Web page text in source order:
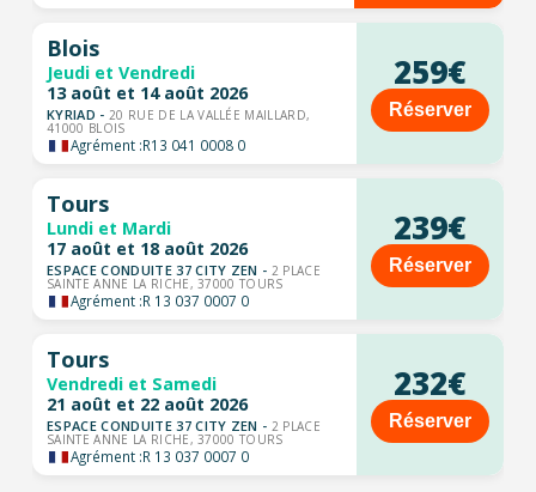
Blois
Jeudi et Vendredi
13 août et 14 août 2026
KYRIAD - 20 RUE DE LA VALLÉE MAILLARD,
41000 BLOIS
Agrément :R13 041 0008 0
259€
Réserver
Tours
Lundi et Mardi
17 août et 18 août 2026
ESPACE CONDUITE 37 CITY ZEN - 2 PLACE
SAINTE ANNE LA RICHE, 37000 TOURS
Agrément :R 13 037 0007 0
239€
Réserver
Tours
Vendredi et Samedi
21 août et 22 août 2026
ESPACE CONDUITE 37 CITY ZEN - 2 PLACE
SAINTE ANNE LA RICHE, 37000 TOURS
Agrément :R 13 037 0007 0
232€
Réserver